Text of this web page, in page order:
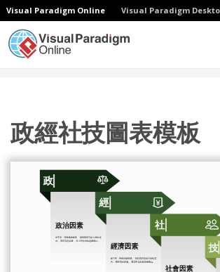
Visual Paradigm Online Visual Paradigm
政經社技圖表模板